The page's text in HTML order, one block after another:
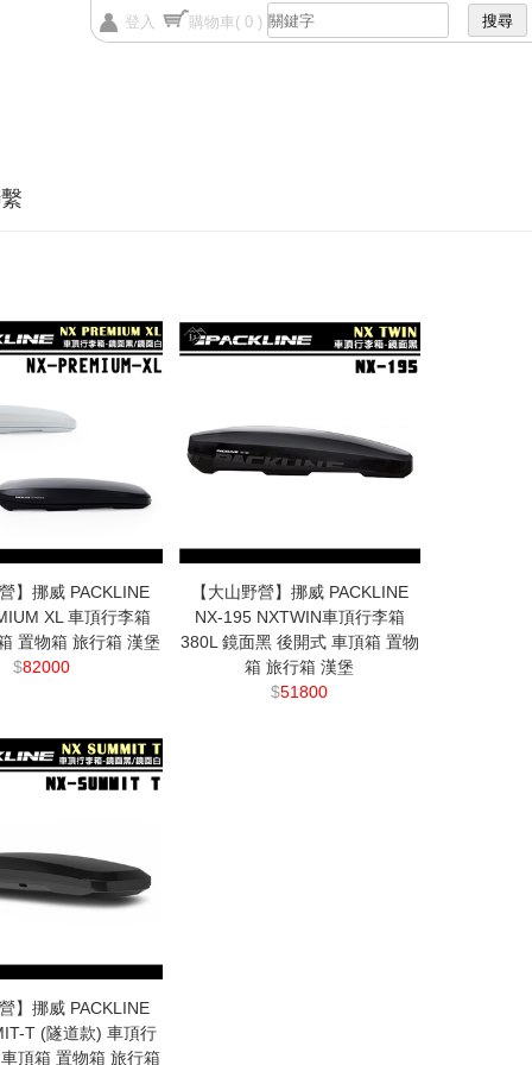
登入 購物車( 0 )
營】挪威 PACKLINE
XL 車頂行李箱
置物箱 旅行箱 漢堡
$82000
【大山野營】挪威 PACKLINE
NX-195 NXTWIN車頂行李箱
380L 鏡面黑 後開式 車頂箱 置物
箱 旅行箱 漢堡
$51800
營】挪威 PACKLINE
T (隧道款) 車頂行
頂箱 置物箱 旅行箱